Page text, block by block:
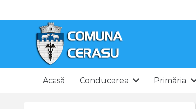
Acasă Conducerea Primăria